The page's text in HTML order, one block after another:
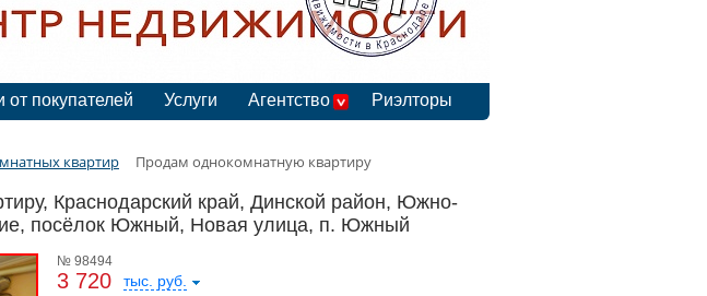
от покупателей Услуги Агентство Риэлторы
квартир Продам однокомнатную квартиру
Краснодарский край, Динской район, Южно-
посёлок Южный, Новая улица, п. Южный
№ 98494
3 720 тыс. руб.